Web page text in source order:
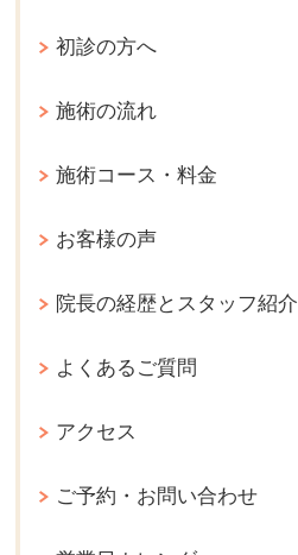
初診の方へ
施術の流れ
施術コース・料金
お客様の声
院長の経歴とスタッフ紹介
よくあるご質問
アクセス
ご予約・お問い合わせ